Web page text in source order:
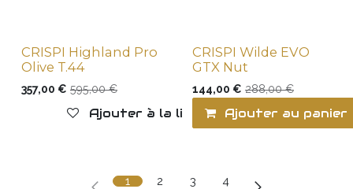
Last items
CRISPI Highland Pro
Olive T.44
357,00 € 595,00€
Ajouter à la liste de souhaits
Last items
CRISPI Wilde EVO
GTX Nut
144,00 € 288,00€
Ajouter au panier
1 2 3 4